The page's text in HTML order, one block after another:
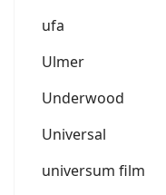
ufa
Ulmer
Underwood
Universal
universum film